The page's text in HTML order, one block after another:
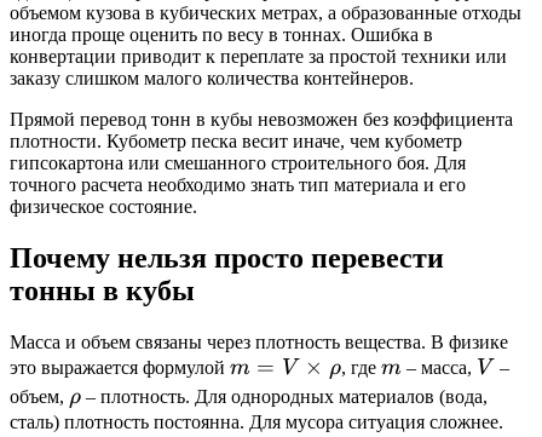
объемом кузова в кубических метрах, а образованные отходы
иногда проще оценить по весу в тоннах. Ошибка в
конвертации приводит к переплате за простой техники или
заказу слишком малого количества контейнеров.
Прямой перевод тонн в кубы невозможен без коэффициента
плотности. Кубометр песка весит иначе, чем кубометр
гипсокартона или смешанного строительного боя. Для
точного расчета необходимо знать тип материала и его
физическое состояние.
Почему нельзя просто перевести
тонны в кубы
Масса и объем связаны через плотность вещества. В физике
это выражается формулой m =
V
\times
m = V × ρ, где m
m– масса, V
V –
объем, \rho
ρ – плотность. Для однородных материалов (вода,
сталь) плотность постоянна. Для мусора ситуация сложнее.